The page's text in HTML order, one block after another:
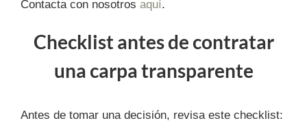
Contacta con nosotros aquí.
Checklist antes de contratar
una carpa transparente
Antes de tomar una decisión, revisa este checklist: